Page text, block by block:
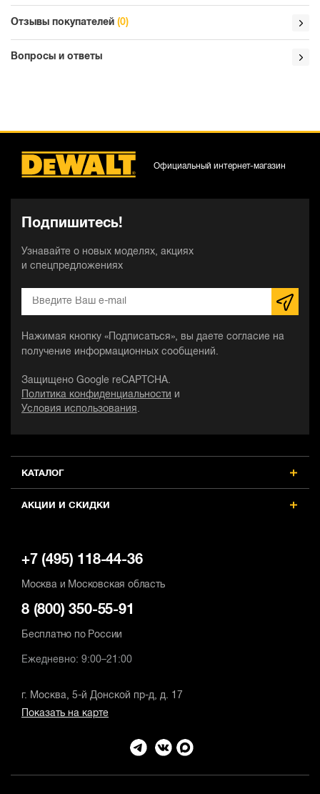
Отзывы покупателей (0)
Вопросы и ответы
КАТАЛОГ
АКЦИИ И СКИДКИ
Подпишитесь!
Узнавайте о новых моделях, акциях
и спецпредложениях
Нажимая кнопку «Подписаться», вы даете согласие на
получение информационных сообщений.
Защищено Google reCAPTCHA.
Политика конфиденциальности
и
Условия использования .
Официальный интернет-магазин
+7 (495) 118-44-36
Москва и Московская область
8 (800) 350-55-91
Бесплатно по России
Ежедневно: 9:00–21:00
г. Москва, 5-й Донской пр-д, д. 17
Показать на карте